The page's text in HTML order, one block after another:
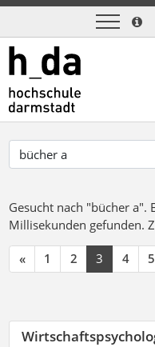
Gesucht nach "bücher a".
Millisekunden gefunden.
« 1 2 3 4 5